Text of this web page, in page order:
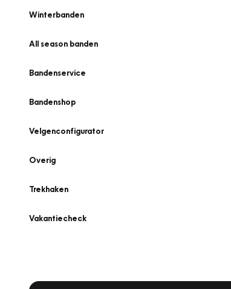
Winterbanden
All season banden
Bandenservice
Bandenshop
Velgenconfigurator
Overig
Trekhaken
Vakantiecheck